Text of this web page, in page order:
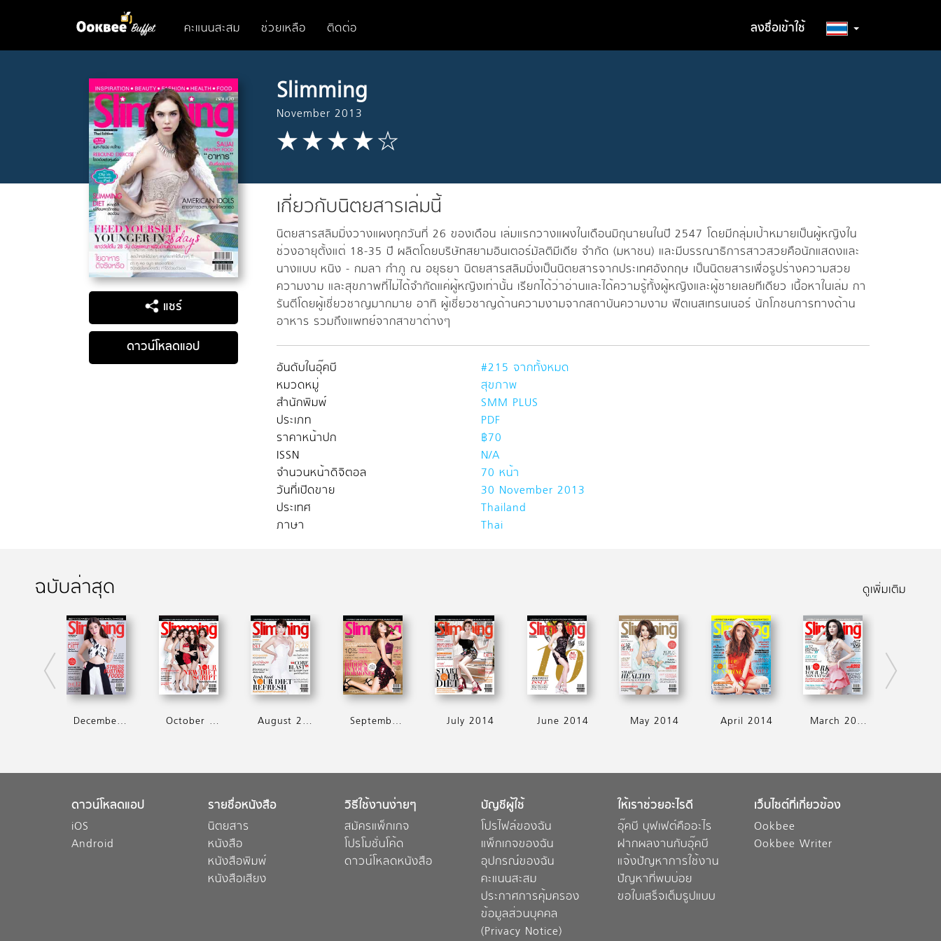
คะแนนสะสม ช่วยเหลือ ติดต่อ ลงชื่อเข้าใช้
แชร์
ดาวน์โหลดแอป
Slimming
November 2013
เกี่ยวกับนิตยสารเล่มนี้
นิตยสารสลิมมิ่งวางแผงทุกวันที่ 26 ของเดือน เล่มแรกวางแผงในเดือนมิถุนายนในปี 2547 โดยมีกลุ่มเป้าหมายเป็นผู้หญิงใน
ช่วงอายุตั้งแต่ 18-35 ปี ผลิตโดยบริษัทสยามอินเตอร์มัลติมีเดีย จำกัด (มหาชน) และมีบรรณาธิการสาวสวยคือนักแสดงและ
นางแบบ หนิง - กมลา กำภู ณ อยุธยา นิตยสารสลิมมิ่งเป็นนิตยสารจากประเทศอังกฤษ เป็นนิตยสารเพื่อรูปร่างความสวย
ความงาม และสุขภาพที่ไม่ได้จำกัดแค่ผู้หญิงเท่านั้น เรียกได้ว่าอ่านและได้ความรู้ทั้งผู้หญิงและผู้ชายเลยทีเดียว เนื้อหาในเล่ม กา
รันตีโดยผู้เชี่ยวชาญมากมาย อาทิ ผู้เชี่ยวชาญด้านความงามจากสถาบันความงาม ฟิตเนสเทรนเนอร์ นักโภชนการทางด้าน
อาหาร รวมถึงแพทย์จากสาขาต่างๆ
อันดับในอุ๊คบี
#215 จากทั้งหมด
หมวดหมู่
สุขภาพ
สำนักพิมพ์
SMM PLUS
ประเภท
PDF
ราคาหน้าปก
฿70
ISSN
N/A
จำนวนหน้าดิจิตอล
70 หน้า
วันที่เปิดขาย
30 November 2013
ประเทศ
Thailand
ภาษา
Thai
ฉบับล่าสุด ดูเพิ่มเติม
December 2014 October 2014 August 2014 September 2014 July 2014 June 2014 May 2014 April 2014 March 2014
ดาวน์โหลดแอป
iOS
Android
รายชื่อหนังสือ
นิตยสาร
หนังสือ
หนังสือพิมพ์
หนังสือเสียง
วิธีใช้งานง่ายๆ
สมัครแพ็กเกจ
โปรโมชั่นโค้ด
ดาวน์โหลดหนังสือ
บัญชีผู้ใช้
โปรไฟล์ของฉัน
แพ็กเกจของฉัน
อุปกรณ์ของฉัน
คะแนนสะสม
ประกาศการคุ้มครอง
ข้อมูลส่วนบุคคล
(Privacy Notice)
ให้เราช่วยอะไรดี
อุ๊คบี บุฟเฟต์คืออะไร
ฝากผลงานกับอุ๊คบี
แจ้งปัญหาการใช้งาน
ปัญหาที่พบบ่อย
ขอใบเสร็จเต็มรูปแบบ
เว็บไซต์ที่เกี่ยวข้อง
Ookbee
Ookbee Writer